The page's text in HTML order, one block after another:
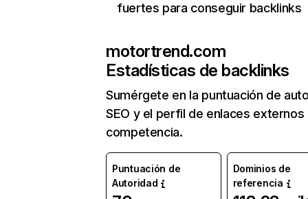
fuertes para conseguir backlinks
motortrend.com
Estadísticas de backlinks
Sumérgete en la puntuación de
SEO y el perfil de enlaces externos
competencia.
Puntuación de
Autoridad
Dominios de
referencia